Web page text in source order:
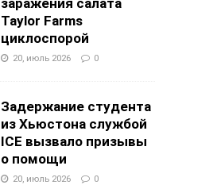
заражения салата
Taylor Farms
циклоспорой
20, июль 2026 0
Задержание студента
из Хьюстона службой
ICE вызвало призывы
о помощи
20, июль 2026 0